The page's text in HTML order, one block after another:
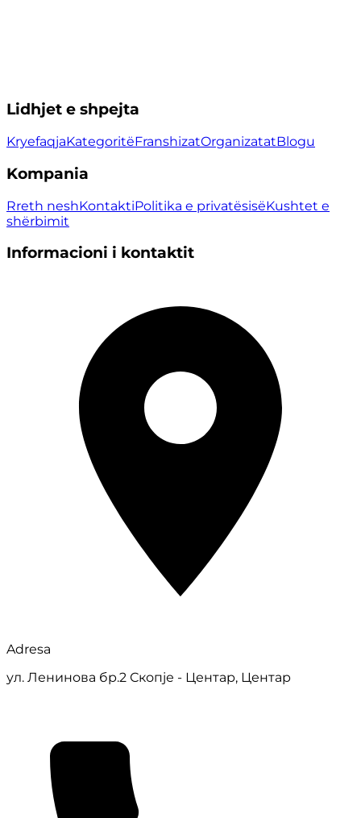
Lidhjet e shpejta
KryefaqjaKategoritëFranshizatOrganizatatBlogu
Kompania
Rreth neshKontaktiPolitika e privatësisëKushtet e
shërbimit
Informacioni i kontaktit
Adresa
ул. Ленинова бр.2 Скопје - Центар, Центар